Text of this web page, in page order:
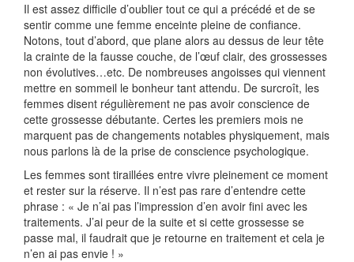
Il est assez difficile d’oublier tout ce qui a précédé et de se
sentir comme une femme enceinte pleine de confiance.
Notons, tout d’abord, que plane alors au dessus de leur tête
la crainte de la fausse couche, de l’œuf clair, des grossesses
non évolutives…etc. De nombreuses angoisses qui viennent
mettre en sommeil le bonheur tant attendu. De surcroît, les
femmes disent régulièrement ne pas avoir conscience de
cette grossesse débutante. Certes les premiers mois ne
marquent pas de changements notables physiquement, mais
nous parlons là de la prise de conscience psychologique.
Les femmes sont tiraillées entre vivre pleinement ce moment
et rester sur la réserve. Il n’est pas rare d’entendre cette
phrase : « Je n’ai pas l’impression d’en avoir fini avec les
traitements. J’ai peur de la suite et si cette grossesse se
passe mal, il faudrait que je retourne en traitement et cela je
n’en ai pas envie ! »